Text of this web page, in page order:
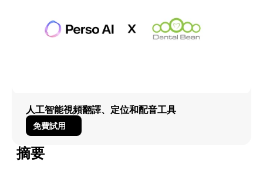
人工智能視頻翻譯、定位和配音工具
免費試用
摘要